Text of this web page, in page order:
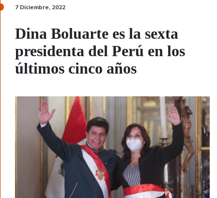
7 Diciembre, 2022
Dina Boluarte es la sexta
presidenta del Perú en los
últimos cinco años